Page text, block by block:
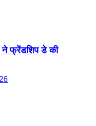
फ्रेंडशिप डे की